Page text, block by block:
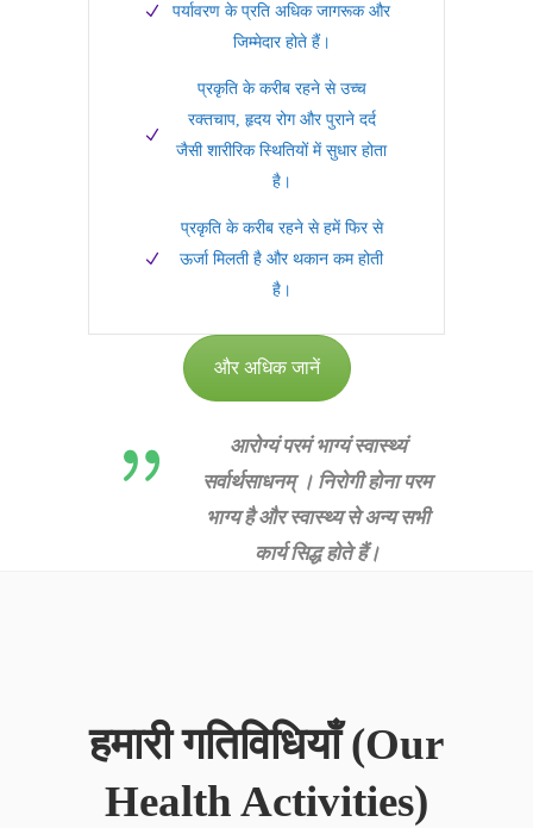
पर्यावरण के प्रति अधिक जागरूक और
जिम्मेदार होते हैं।
प्रकृति के करीब रहने से उच्च
रक्तचाप, हृदय रोग और पुराने दर्द
जैसी शारीरिक स्थितियों में सुधार होता
है।
प्रकृति के करीब रहने से हमें फिर से
ऊर्जा मिलती है और थकान कम होती
है।
और अधिक जानें
आरोग्यं परमं भाग्यं स्वास्थ्यं
सर्वार्थसाधनम् । निरोगी होना परम
भाग्य है और स्वास्थ्य से अन्य सभी
कार्य सिद्ध होते हैं।
हमारी गतिविधियाँ (Our
Health Activities)